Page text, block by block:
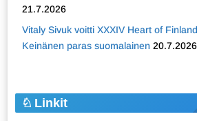
21.7.2026
Vitaly Sivuk voitti XXXIV Heart of
Keinänen paras suomalainen 20.7.2026
Linkit